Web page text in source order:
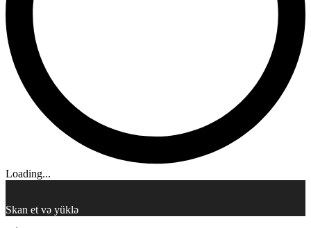
Loading...
Skan et və yüklə